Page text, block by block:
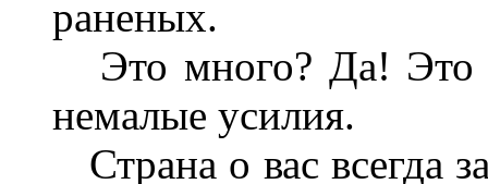
раненых.
Это много? Да! Это
немалые усилия.
Страна о вас всегда